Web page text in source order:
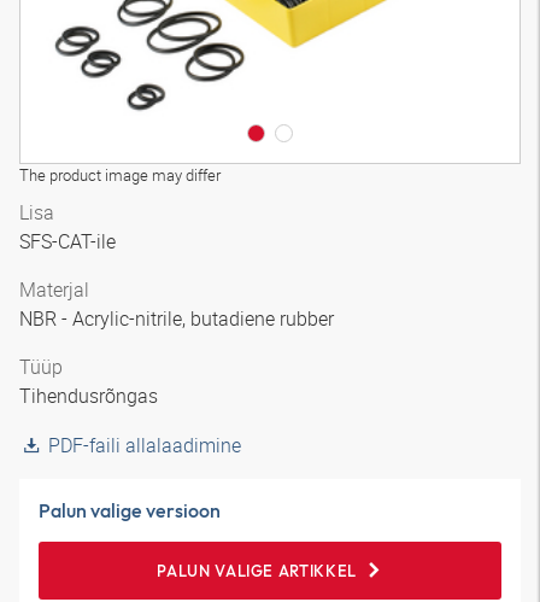
The product image may differ
Lisa
SFS-CAT-ile
Materjal
NBR - Acrylic-nitrile, butadiene rubber
Tüüp
Tihendusrõngas
PDF-faili allalaadimine
Palun valige versioon
PALUN VALIGE ARTIKKEL